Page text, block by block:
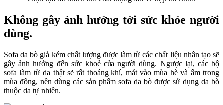
Không gây ảnh hưởng tới sức khỏe người
dùng.
Sofa da bò giả kém chất lượng được làm từ các chất liệu nhân tạo sẽ
gây ảnh hưởng đến sức khoẻ của người dùng. Ngược lại, các bộ
sofa làm từ da thật sẽ rất thoáng khí, mát vào mùa hè và ấm trong
mùa đông, nên dùng các sản phẩm sofa da bò được sử dụng da bò
thuộc da tự nhiên.